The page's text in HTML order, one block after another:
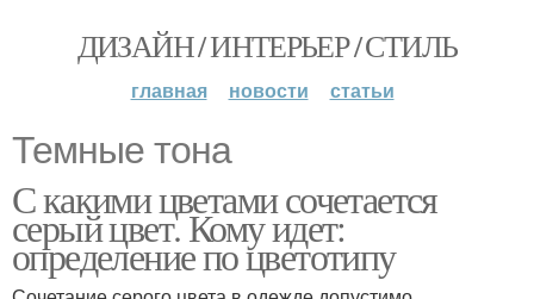
ДИЗАЙН / ИНТЕРЬЕР / СТИЛЬ
главная новости статьи
Темные тона
С какими цветами сочетается
серый цвет. Кому идет:
определение по цветотипу